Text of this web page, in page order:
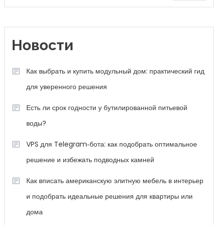
Новости
Как выбрать и купить модульный дом: практический гид
для уверенного решения
Есть ли срок годности у бутилированной питьевой
воды?
VPS для Telegram‑бота: как подобрать оптимальное
решение и избежать подводных камней
Как вписать американскую элитную мебель в интерьер
и подобрать идеальные решения для квартиры или
дома